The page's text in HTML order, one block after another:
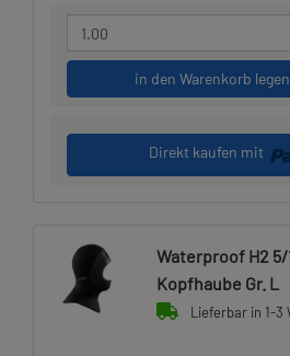
in den Warenkorb legen
Direkt kaufen mit
Waterproof H2 5/
Kopfhaube Gr. L
Lieferbar in 1-3